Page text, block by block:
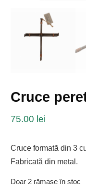
Cruce
75.00 lei
Cruce formată din 3
Fabricată din metal.
Doar 2 rămase în stoc